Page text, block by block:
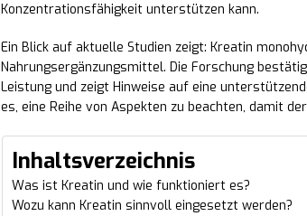
Konzentrationsfähigkeit unterstützen kann.
Ein Blick auf aktuelle Studien zeigt: Kreatin
Nahrungsergänzungsmittel. Die Forschung
Leistung und zeigt Hinweise auf eine
es, eine Reihe von Aspekten zu beachten, damit
Inhaltsverzeichnis
Was ist Kreatin und wie funktioniert es?
Wozu kann Kreatin sinnvoll eingesetzt werden?